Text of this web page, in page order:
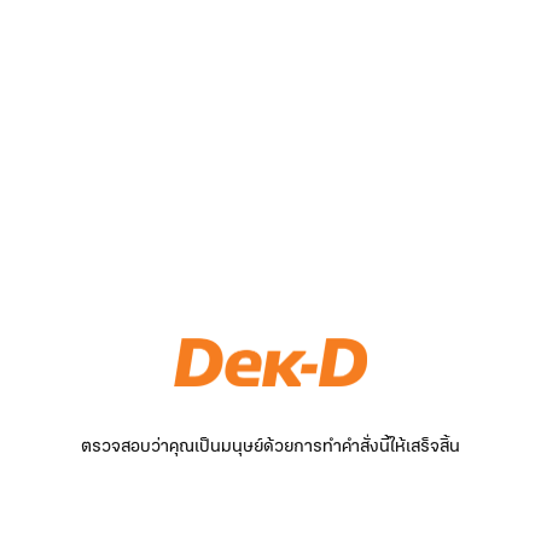
ตรวจสอบว่าคุณเป็นมนุษย์ด้วยการทำคำสั่งนี้ให้เสร็จสิ้น